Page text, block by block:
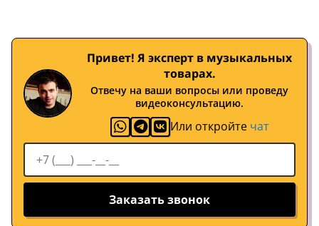
Привет! Я эксперт в музыкальных
товарах.
Отвечу на ваши вопросы или проведу
видеоконсультацию.
Или откройте чат
Заказать звонок